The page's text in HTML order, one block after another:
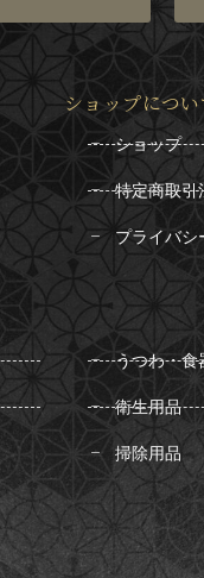
ショップにつ
ショップ
特定商取引
プライバシ
うつわ・食
衛生用品
掃除用品